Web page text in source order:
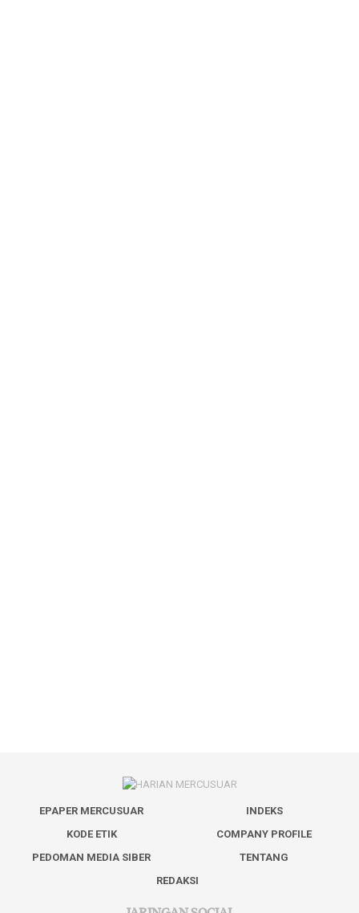
EPAPER MERCUSUAR
INDEKS
KODE ETIK
COMPANY PROFILE
PEDOMAN MEDIA SIBER
TENTANG
REDAKSI